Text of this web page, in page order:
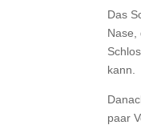
Das
Nase,
kann.
paar